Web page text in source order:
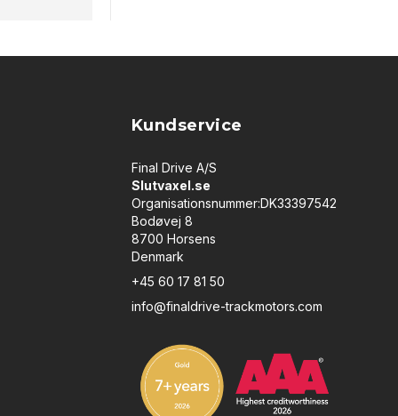
Kundservice
Final Drive A/S
Slutvaxel.se
Organisationsnummer:DK33397542
Bodøvej 8
8700 Horsens
Denmark
+45 60 17 81 50
info@finaldrive-trackmotors.com